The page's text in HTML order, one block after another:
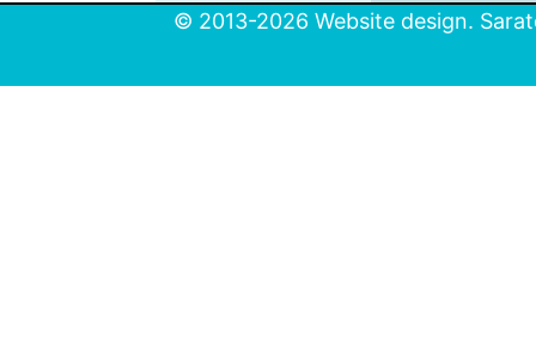
© 2013-2026 Website design.